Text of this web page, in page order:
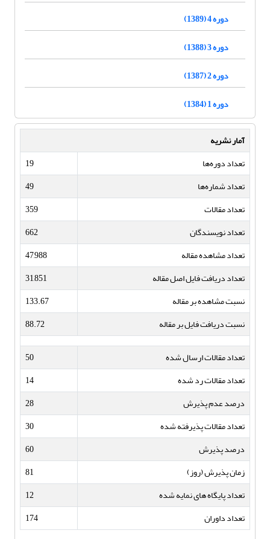
دوره 4 (1389)
دوره 3 (1388)
دوره 2 (1387)
دوره 1 (1384)
آمار نشریه
تعداد دوره‌ها
19
تعداد شماره‌ها
49
تعداد مقالات
359
تعداد نویسندگان
662
تعداد مشاهده مقاله
47,988
تعداد دریافت فایل اصل مقاله
31,851
نسبت مشاهده بر مقاله
133.67
نسبت دریافت فایل بر مقاله
88.72
تعداد مقالات ارسال شده
50
تعداد مقالات رد شده
14
درصد عدم پذیرش
28
تعداد مقالات پذیرفته شده
30
درصد پذیرش
60
زمان پذیرش (روز)
81
تعداد پایگاه های نمایه شده
12
تعداد داوران
174